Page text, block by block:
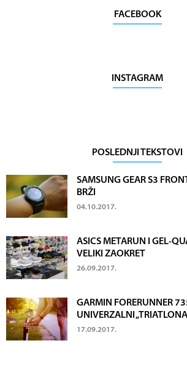
FACEBOOK
INSTAGRAM
POSLEDNJI TEKSTOVI
SAMSUNG GEAR S3
BRŽI
04.10.2017.
ASICS METARUN I GEL-
VELIKI ZAOKRET
26.09.2017.
GARMIN FORERUNNER
UNIVERZALNI
17.09.2017.